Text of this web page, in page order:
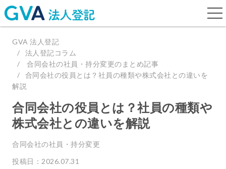
GVA 法人登記
法人登記コラム
合同会社の社員・持分変更のまとめ記事
合同会社の役員とは？社員の種類や株式会社との違いを
解説
合同会社の役員とは？社員の種類や
株式会社との違いを解説
合同会社の社員・持分変更
投稿日：2026.07.31